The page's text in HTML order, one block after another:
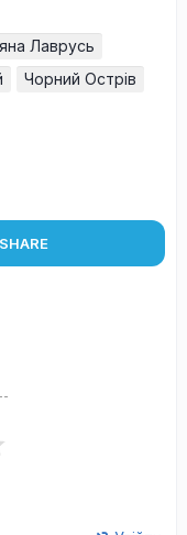
Лаврусь
Чорний Острів
SHARE